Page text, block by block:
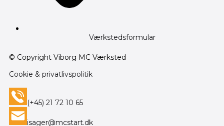
Værkstedsformular
© Copyright Viborg MC Værksted
Cookie & privatlivspolitik
(+45) 21 72 10 65
isager@mcstart.dk